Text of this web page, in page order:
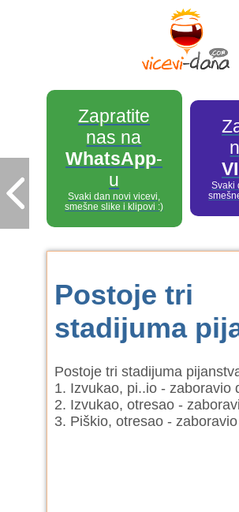
Zapratite
nas na
WhatsApp-
u
Svaki dan novi vicevi,
smešne slike i klipovi :)
Svaki
Postoje tri
stadijuma
Postoje tri stadijuma
1. Izvukao, pi..io - zaboravio
2. Izvukao, otresao -
3. Piškio, otresao -